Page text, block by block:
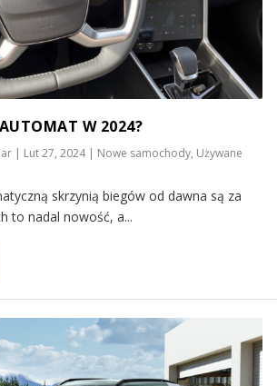
W 2024?
| Lut 27, 2024| Nowe samochody, Używane
skrzynią biegów od dawna są za
to nadal nowość, a...